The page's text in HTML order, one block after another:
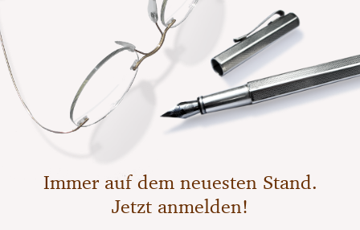
Immer auf dem neuesten Stand.
Jetzt anmelden!